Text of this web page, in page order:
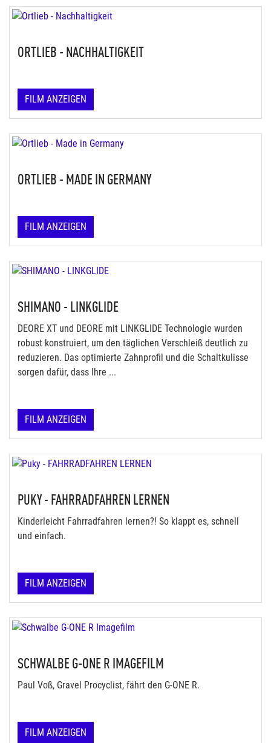
ORTLIEB - NACHHALTIGKEIT
FILM ANZEIGEN
ORTLIEB - MADE IN GERMANY
FILM ANZEIGEN
SHIMANO - LINKGLIDE
DEORE XT und DEORE mit LINKGLIDE Technologie wurden
robust konstruiert, um den täglichen Verschleiß deutlich zu
reduzieren. Das optimierte Zahnprofil und die Schaltkulisse
sorgen dafür, dass Ihre ...
FILM ANZEIGEN
PUKY - FAHRRADFAHREN LERNEN
Kinderleicht Fahrradfahren lernen?! So klappt es, schnell
und einfach.
FILM ANZEIGEN
SCHWALBE G-ONE R IMAGEFILM
Paul Voß, Gravel Procyclist, fährt den G-ONE R.
FILM ANZEIGEN